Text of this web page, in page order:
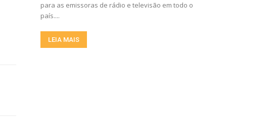
para as emissoras de rádio e televisão em todo o
país....
LEIA MAIS